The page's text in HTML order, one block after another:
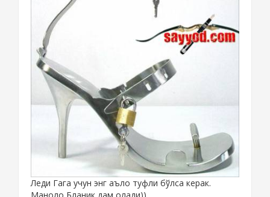
Леди Гага учун энг аъло туфли бўлса керак.